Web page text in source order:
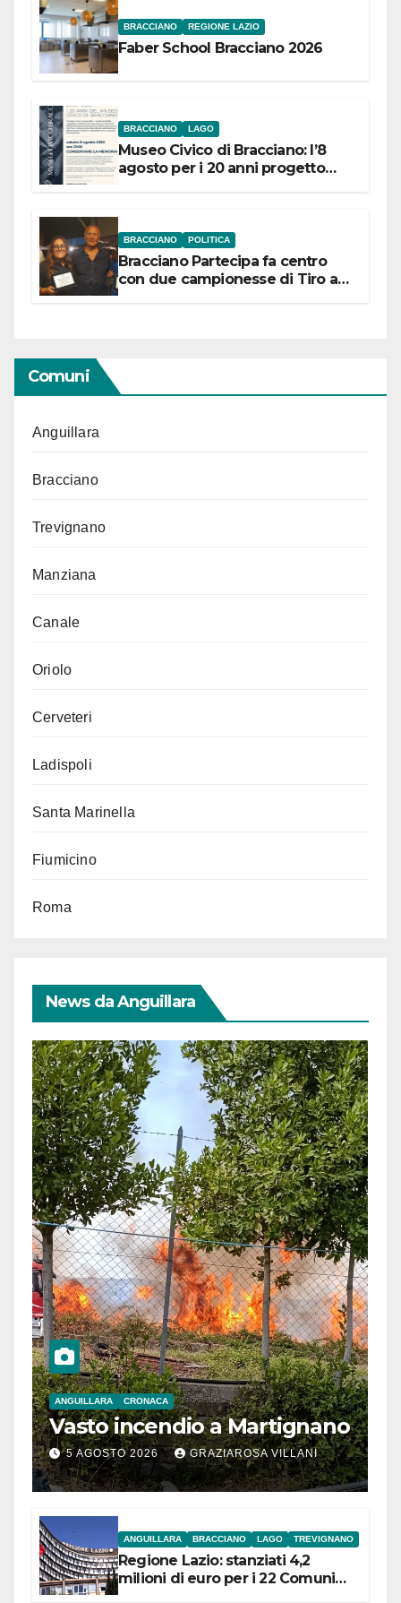
BRACCIANO REGIONE LAZIO
Faber School Bracciano 2026
BRACCIANO LAGO
Museo Civico di Bracciano: l’8
agosto per i 20 anni progetto
BRACCIANO POLITICA
Bracciano Partecipa fa centro
con due campionesse di Tiro a
Comuni
Anguillara
Bracciano
Trevignano
Manziana
Canale
Oriolo
Cerveteri
Ladispoli
Santa Marinella
Fiumicino
Roma
News da Anguillara
ANGUILLARA CRONACA
Vasto incendio a Martignano
5 AGOSTO 2026 GRAZIAROSA VILLANI
ANGUILLARA BRACCIANO LAGO TREVIGNANO
Regione Lazio: stanziati 4,2
milioni di euro per i 22 Comuni